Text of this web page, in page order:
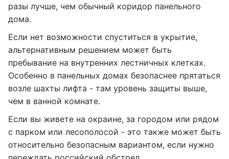
разы лучше, чем обычный коридор панельного
дома.
Если нет возможности спуститься в укрытие,
альтернативным решением может быть
пребывание на внутренних лестничных клетках.
Особенно в панельных домах безопаснее прятаться
возле шахты лифта - там уровень защиты выше,
чем в ванной комнате.
Если вы живете на окраине, за городом или рядом
с парком или лесополосой - это также может быть
относительно безопасным вариантом, если нужно